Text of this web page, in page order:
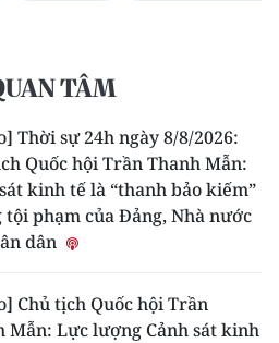
phía Bắc
TÂM
Thời sự 24h ngày 8/8/2026:
Quốc hội Trần Thanh Mẫn:
kinh tế là “thanh bảo kiếm”
tội phạm của Đảng, Nhà nước
dân
Chủ tịch Quốc hội Trần
Mẫn: Lực lượng Cảnh sát kinh